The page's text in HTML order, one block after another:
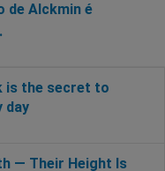
de Alckmin é